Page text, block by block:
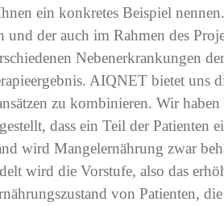
ein konkretes Beispiel
und der auch im Rahmen des
Nebenerkrankungen
AIQNET bietet uns
zu kombinieren. Wir
dass ein Teil der Patienten
wird Mangelernährung zwar
wird die Vorstufe, also das
von Patienten,